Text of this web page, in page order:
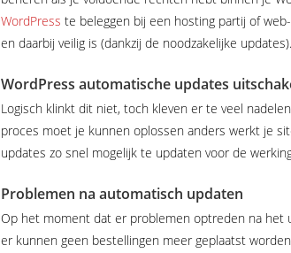
WordPress te beleggen bij een hosting partij of
en daarbij veilig is (dankzij de noodzakelijke updates).
WordPress automatische updates
Logisch klinkt dit niet, toch kleven er te veel
proces moet je kunnen oplossen anders werkt je
updates zo snel mogelijk te updaten voor de
Problemen na automatisch updaten
Op het moment dat er problemen optreden na het
er kunnen geen bestellingen meer geplaatst